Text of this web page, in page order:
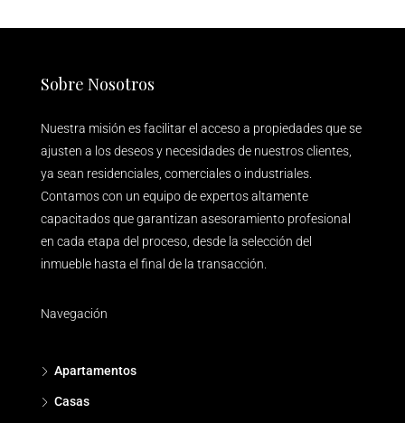
Sobre Nosotros
Nuestra misión es facilitar el acceso a propiedades que se
ajusten a los deseos y necesidades de nuestros clientes,
ya sean residenciales, comerciales o industriales.
Contamos con un equipo de expertos altamente
capacitados que garantizan asesoramiento profesional
en cada etapa del proceso, desde la selección del
inmueble hasta el final de la transacción.
Navegación
Apartamentos
Casas